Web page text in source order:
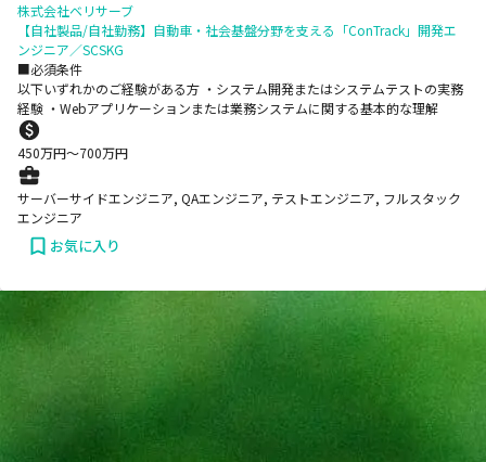
株式会社ベリサーブ
【自社製品/自社勤務】自動車・社会基盤分野を支える「ConTrack」開発エ
ンジニア／SCSKG
■必須条件
以下いずれかのご経験がある方 ・システム開発またはシステムテストの実務
経験 ・Webアプリケーションまたは業務システムに関する基本的な理解
450万円〜700万円
サーバーサイドエンジニア, QAエンジニア, テストエンジニア, フルスタック
エンジニア
お気に入り